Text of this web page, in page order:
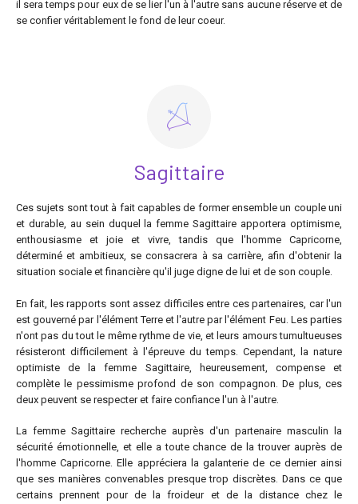
il sera temps pour eux de se lier l'un à l'autre sans aucune réserve et de
se confier véritablement le fond de leur coeur.
Sagittaire
Ces sujets sont tout à fait capables de former ensemble un couple uni
et durable, au sein duquel la femme Sagittaire apportera optimisme,
enthousiasme et joie et vivre, tandis que l'homme Capricorne,
déterminé et ambitieux, se consacrera à sa carrière, afin d'obtenir la
situation sociale et financière qu'il juge digne de lui et de son couple.
En fait, les rapports sont assez difficiles entre ces partenaires, car l'un
est gouverné par l'élément Terre et l'autre par l'élément Feu. Les parties
n'ont pas du tout le même rythme de vie, et leurs amours tumultueuses
résisteront difficilement à l'épreuve du temps. Cependant, la nature
optimiste de la femme Sagittaire, heureusement, compense et
complète le pessimisme profond de son compagnon. De plus, ces
deux peuvent se respecter et faire confiance l'un à l'autre.
La femme Sagittaire recherche auprès d'un partenaire masculin la
sécurité émotionnelle, et elle a toute chance de la trouver auprès de
l'homme Capricorne. Elle appréciera la galanterie de ce dernier ainsi
que ses manières convenables presque trop discrètes. Dans ce que
certains prennent pour de la froideur et de la distance chez le